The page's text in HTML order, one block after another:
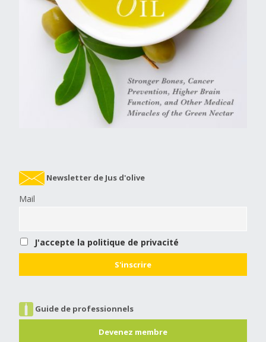
Newsletter de Jus d'olive
Mail
J'accepte la politique de privacité
Guide de professionnels
Devenez membre